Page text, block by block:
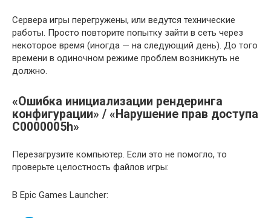
Сервера игры перегружены, или ведутся технические
работы. Просто повторите попытку зайти в сеть через
некоторое время (иногда — на следующий день). До того
времени в одиночном режиме проблем возникнуть не
должно.
«Ошибка инициализации рендеринга
конфигурации» / «Нарушение прав доступа
C0000005h»
Перезагрузите компьютер. Если это не помогло, то
проверьте целостность файлов игры:
В Epic Games Launcher: